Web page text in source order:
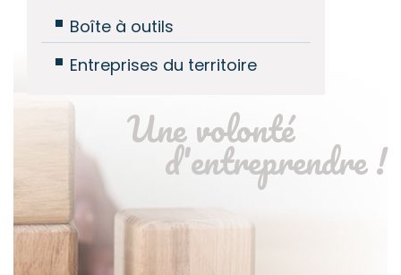
Boîte à outils
Entreprises du territoire
Une volonté
d'entreprendre !